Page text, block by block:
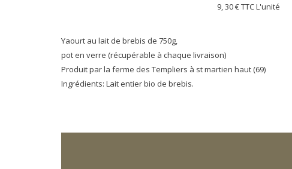
9, 30 €TTC L'unité
Yaourt au lait de brebis de 750g,
pot en verre (récupérable à chaque livraison)
Produit par la ferme des Templiers à st martien haut (69)
Ingrédients: Lait entier bio de brebis.